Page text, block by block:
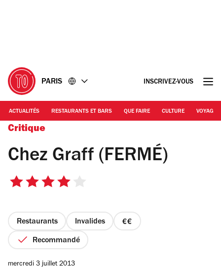
PARIS INSCRIVEZ-VOUS
ACTUALITÉS RESTAURANTS ET BARS QUE FAIRE CULTURE VOYAGE
Critique
Chez Graff (FERMÉ)
4
étoiles
Restaurants Invalides
prix
Recommandé
mercredi 3 juillet 2013